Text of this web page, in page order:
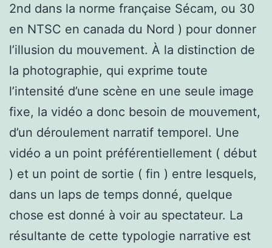
2nd dans la norme française Sécam, ou 30
en NTSC en canada du Nord ) pour donner
l’illusion du mouvement. À la distinction de
la photographie, qui exprime toute
l’intensité d’une scène en une seule image
fixe, la vidéo a donc besoin de mouvement,
d’un déroulement narratif temporel. Une
vidéo a un point préférentiellement ( début
) et un point de sortie ( fin ) entre lesquels,
dans un laps de temps donné, quelque
chose est donné à voir au spectateur. La
résultante de cette typologie narrative est